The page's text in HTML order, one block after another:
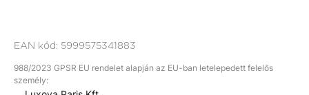
EAN kód: 5999575341883
988/2023 GPSR EU rendelet alapján az EU-ban letelepedett felelős
személy: